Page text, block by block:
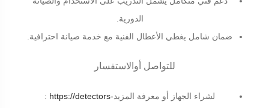
الدورية
ضمان شامل يغطي الأعطال الفنية مع خدمة صيانة احترافية
للتواصل أوالاستفسار
لشراء الجهاز أو معرفة المزيد : https://detectors-